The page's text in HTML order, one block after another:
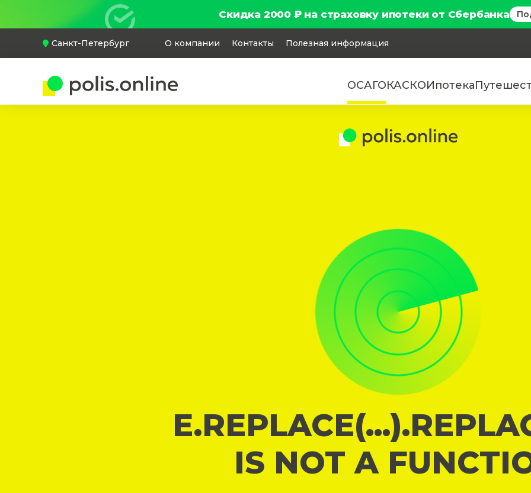
Скидка 2000 ₽ на страховку ипотеки от Сбербанка
Санкт-Петербург О компании Контакты Полезная информация
ОСАГОКАСКОИпотека
IS NOT A